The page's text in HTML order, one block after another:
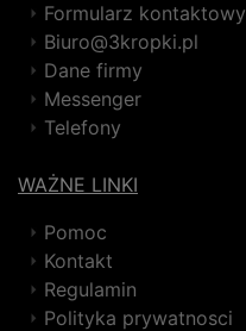
Formularz kontaktowy
Biuro@3kropki.pl
Dane firmy
Messenger
Telefony
WAŻNE LINKI
Pomoc
Kontakt
Regulamin
Polityka prywatnosci